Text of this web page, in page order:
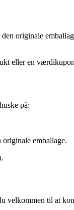
originale
eller en
på:
emballage.
til at